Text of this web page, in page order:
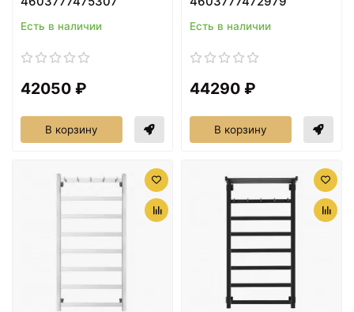
Есть в наличии
42050 ₽
В корзину
Есть в наличии
44290 ₽
В корзину